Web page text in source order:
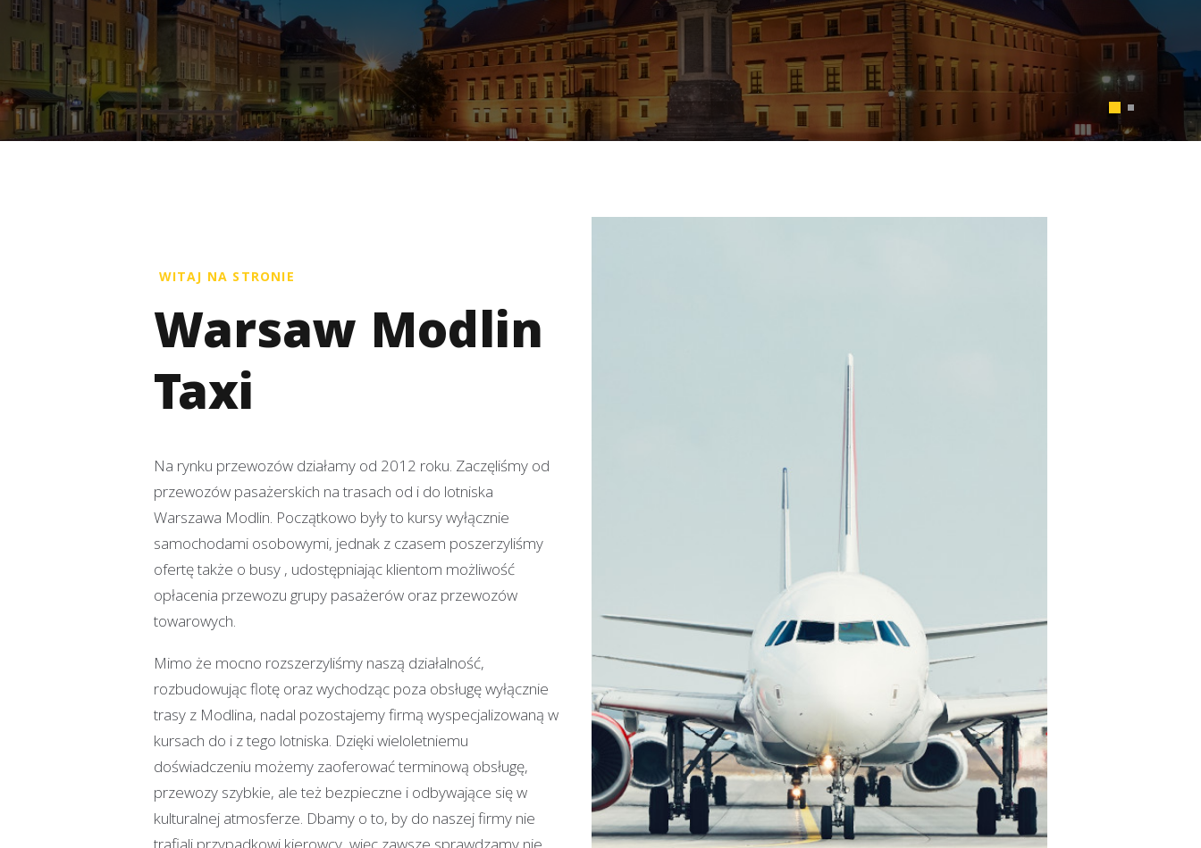
WITAJ NA STRONIE
Warsaw Modlin
Taxi
Na rynku przewozów działamy od 2012 roku. Zaczęliśmy od
przewozów pasażerskich na trasach od i do lotniska
Warszawa Modlin. Początkowo były to kursy wyłącznie
samochodami osobowymi, jednak z czasem poszerzyliśmy
ofertę także o busy , udostępniając klientom możliwość
opłacenia przewozu grupy pasażerów oraz przewozów
towarowych.
Mimo że mocno rozszerzyliśmy naszą działalność,
rozbudowując flotę oraz wychodząc poza obsługę wyłącznie
trasy z Modlina, nadal pozostajemy firmą wyspecjalizowaną w
kursach do i z tego lotniska. Dzięki wieloletniemu
doświadczeniu możemy zaoferować terminową obsługę,
przewozy szybkie, ale też bezpieczne i odbywające się w
kulturalnej atmosferze. Dbamy o to, by do naszej firmy nie